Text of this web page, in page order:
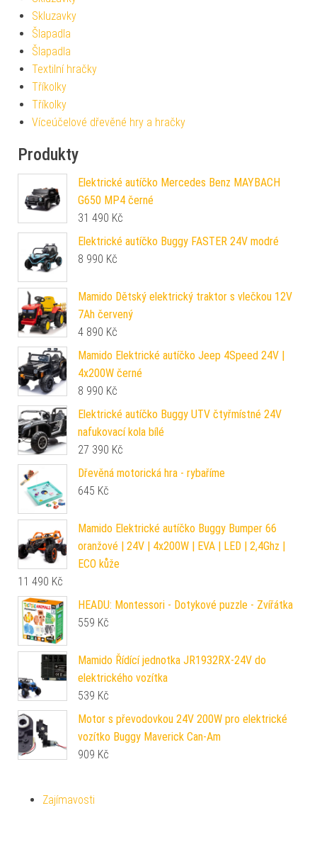
Skluzavky
Šlapadla
Šlapadla
Textilní hračky
Tříkolky
Tříkolky
Víceúčelové dřevěné hry a hračky
Produkty
Elektrické autíčko Mercedes Benz MAYBACH
G650 MP4 černé
31 490 Kč
Elektrické autíčko Buggy FASTER 24V modré
8 990 Kč
Mamido Dětský elektrický traktor s vlečkou 12V
7Ah červený
4 890 Kč
Mamido Elektrické autíčko Jeep 4Speed 24V |
4x200W černé
8 990 Kč
Elektrické autíčko Buggy UTV čtyřmístné 24V
nafukovací kola bílé
27 390 Kč
Dřevěná motorická hra - rybaříme
645 Kč
Mamido Elektrické autíčko Buggy Bumper 66
oranžové | 24V | 4x200W | EVA | LED | 2,4Ghz |
ECO kůže
11 490 Kč
HEADU: Montessori - Dotykové puzzle - Zvířátka
559 Kč
Mamido Řídící jednotka JR1932RX-24V do
elektrického vozítka
539 Kč
Motor s převodovkou 24V 200W pro elektrické
vozítko Buggy Maverick Can-Am
909 Kč
Zajímavosti